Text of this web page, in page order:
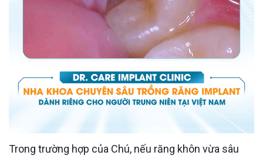
Trong trường hợp của Chú, nếu răng khôn vừa sâu